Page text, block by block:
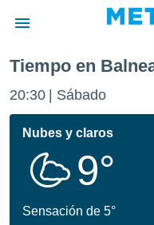
de
ha sido
calidad.
a este
Tiempo en
20:30 Sábado
Nubes y claros
9°
Sensación de 5°